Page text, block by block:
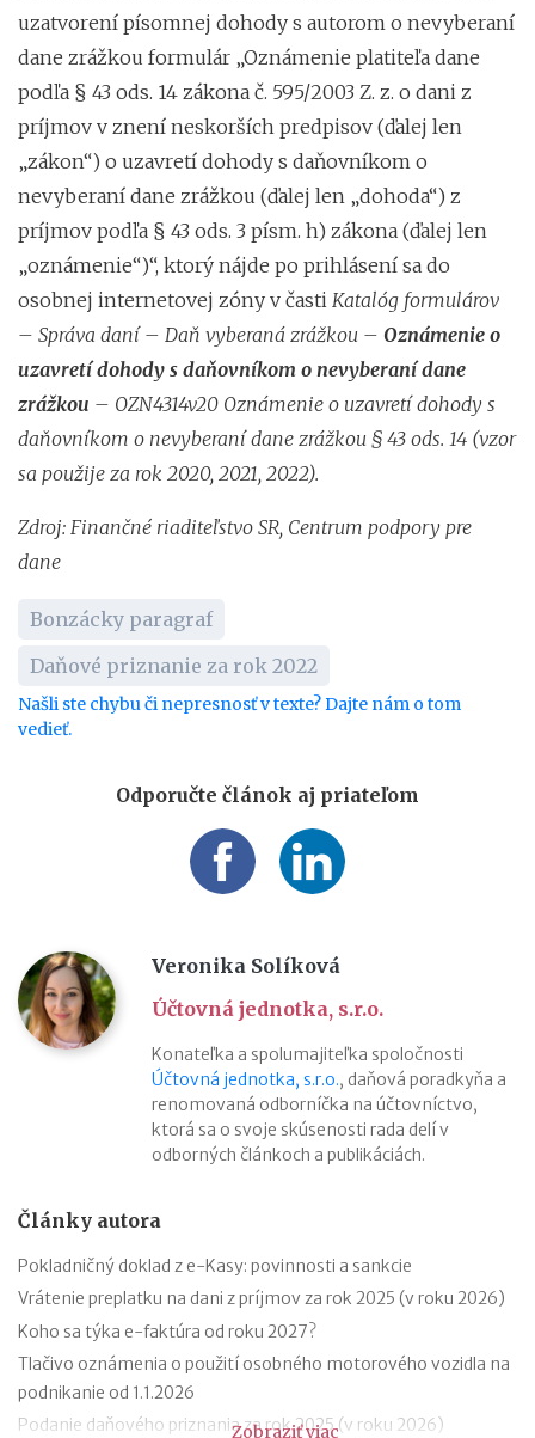
uzatvorení písomnej dohody s autorom o nevyberaní
dane zrážkou formulár „Oznámenie platiteľa dane
podľa § 43 ods. 14 zákona č. 595/2003 Z. z. o dani z
príjmov v znení neskorších predpisov (ďalej len
„zákon“) o uzavretí dohody s daňovníkom o
nevyberaní dane zrážkou (ďalej len „dohoda“) z
príjmov podľa § 43 ods. 3 písm. h) zákona (ďalej len
„oznámenie“)“, ktorý nájde po prihlásení sa do
osobnej internetovej zóny v časti Katalóg formulárov
– Správa daní – Daň vyberaná zrážkou – Oznámenie o
uzavretí dohody s daňovníkom o nevyberaní dane
zrážkou – OZN4314v20 Oznámenie o uzavretí dohody s
daňovníkom o nevyberaní dane zrážkou § 43 ods. 14 (vzor
sa použije za rok 2020, 2021, 2022).
Zdroj: Finančné riaditeľstvo SR, Centrum podpory pre
dane
Bonzácky paragraf
Daňové priznanie za rok 2022
Našli ste chybu či nepresnosť v texte? Dajte nám o tom
vedieť.
Odporučte článok aj priateľom
Veronika Solíková
Účtovná jednotka, s.r.o.
Konateľka a spolumajiteľka spoločnosti
Účtovná jednotka, s.r.o., daňová poradkyňa a
renomovaná odborníčka na účtovníctvo,
ktorá sa o svoje skúsenosti rada delí v
odborných článkoch a publikáciách.
Články autora
Pokladničný doklad z e-Kasy: povinnosti a sankcie
Vrátenie preplatku na dani z príjmov za rok 2025 (v roku 2026)
Koho sa týka e-faktúra od roku 2027?
Tlačivo oznámenia o použití osobného motorového vozidla na
podnikanie od 1.1.2026
Podanie daňového priznania za rok 2025 (v roku 2026)
Zobraziť viac